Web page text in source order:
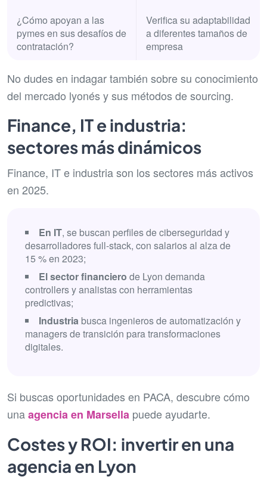
¿Cómo apoyan a las
pymes en sus desafíos de
contratación?
Verifica su adaptabilidad
a diferentes tamaños de
empresa
No dudes en indagar también sobre su conocimiento
del mercado lyonés y sus métodos de sourcing.
Finance, IT e industria:
sectores más dinámicos
Finance, IT e industria son los sectores más activos
en 2025.
En IT, se buscan perfiles de ciberseguridad y
desarrolladores full-stack, con salarios al alza de
15 % en 2023;
El sector financiero de Lyon demanda
controllers y analistas con herramientas
predictivas;
Industria busca ingenieros de automatización y
managers de transición para transformaciones
digitales.
Si buscas oportunidades en PACA, descubre cómo
unaagencia en Marsella puede ayudarte.
Costes y ROI: invertir en una
agencia en Lyon